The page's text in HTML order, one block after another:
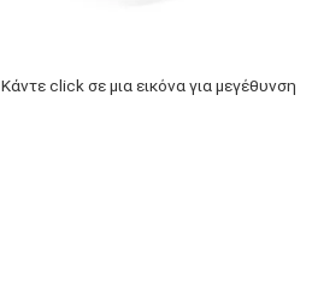
Κάντε click σε μια εικόνα για μεγέθυνση